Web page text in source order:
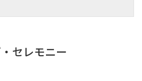
セレモニー